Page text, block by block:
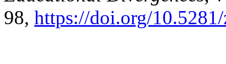
98, https://doi.org/